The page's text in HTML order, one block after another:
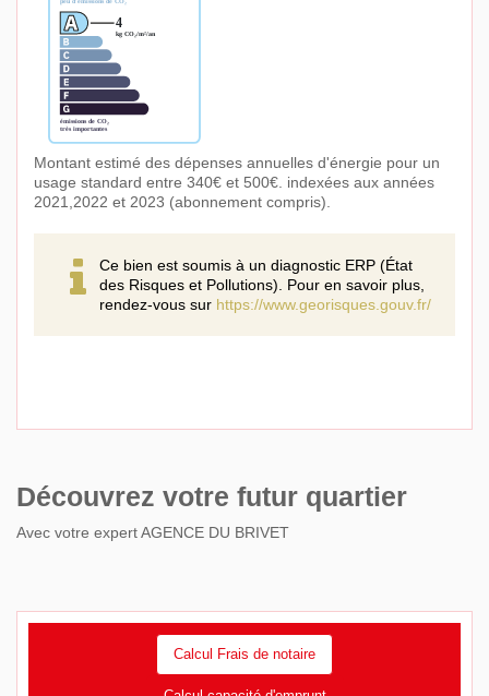
Montant estimé des dépenses annuelles d'énergie pour un
usage standard entre 340€ et 500€. indexées aux années
2021,2022 et 2023 (abonnement compris).
Ce bien est soumis à un diagnostic ERP (État
des Risques et Pollutions). Pour en savoir plus,
rendez-vous sur https://www.georisques.gouv.fr/
Découvrez votre futur quartier
Avec votre expert AGENCE DU BRIVET
Calcul Frais de notaire